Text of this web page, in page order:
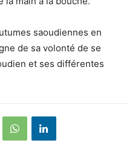
saoudiennes en
de sa volonté de se
et ses différentes